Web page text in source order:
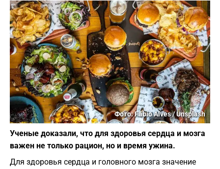
Фото: Fábio Alves / Unsplash
Ученые доказали, что для здоровья сердца и мозга
важен не только рацион, но и время ужина.
Для здоровья сердца и головного мозга значение